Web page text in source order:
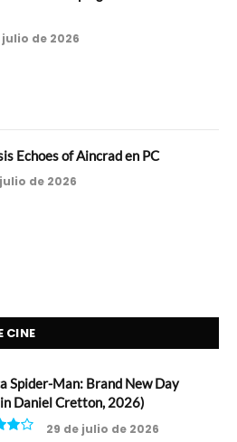
julio de 2026
Echoes of Aincrad en PC
julio de 2026
CINE
Spider-Man: Brand New Day
Daniel Cretton, 2026)
29 de julio de 2026